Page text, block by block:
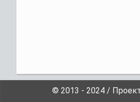
© 2013 - 2024 /